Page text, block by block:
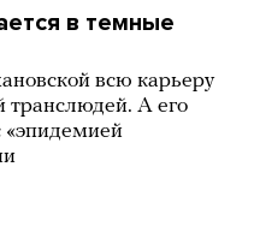
в темные
всю карьеру
транслюдей. А его
«эпидемией